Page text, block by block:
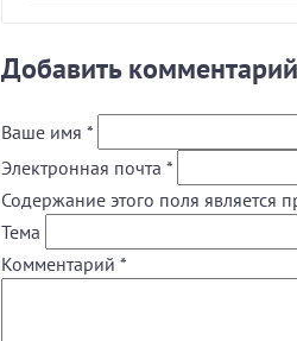
Добавить комментарий
Ваше имя *
Электронная почта *
Содержание этого поля является
Тема
Комментарий *